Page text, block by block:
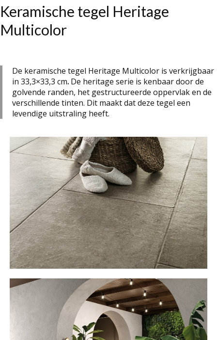
Keramische tegel Heritage
Multicolor
De keramische tegel Heritage Multicolor is verkrijgbaar
in 33,3×33,3 cm. De heritage serie is kenbaar door de
golvende randen, het gestructureerde oppervlak en de
verschillende tinten. Dit maakt dat deze tegel een
levendige uitstraling heeft.